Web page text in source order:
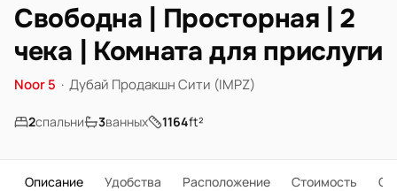
Свободна | Просторная | 2
чека | Комната для прислуги
Noor 5 · Дубай Продакшн Сити (IMPZ)
2спальни 3ванных 1164ft²
Описание Удобства Расположение Стоимость О